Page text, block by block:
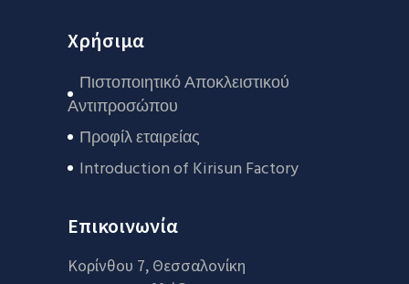
Χρήσιμα
Πιστοποιητικό Αποκλειστικού
Αντιπροσώπου
Προφίλ εταιρείας
Introduction of Kirisun Factory
Επικοινωνία
Κορίνθου 7, Θεσσαλονίκη